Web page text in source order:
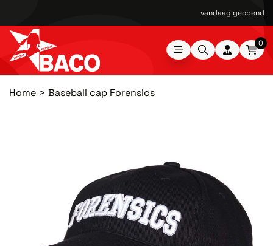
vandaag geopend
0
Home Baseball cap Forensics